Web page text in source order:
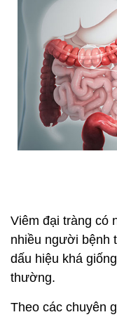
Viêm đại tràng có
nhiều người bệnh
dấu hiệu khá
thường.
Theo các chuyên